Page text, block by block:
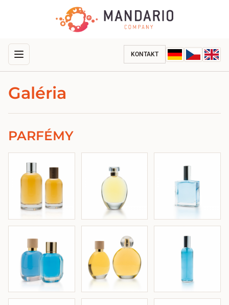
KONTAKT
Galéria
PARFÉMY